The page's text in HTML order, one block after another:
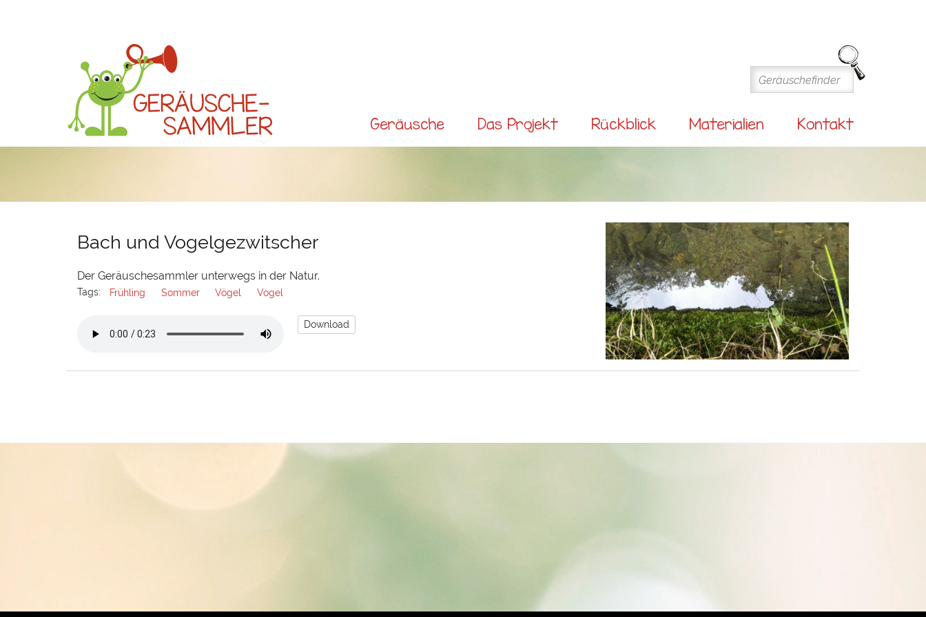
Main
menuGeräusche Das Projekt Rückblick Materialien Kontakt
Bach und Vogelgezwitscher
Der Geräuschesammler unterwegs in der Natur.
Tags: Frühling Sommer Vögel Vogel
Download